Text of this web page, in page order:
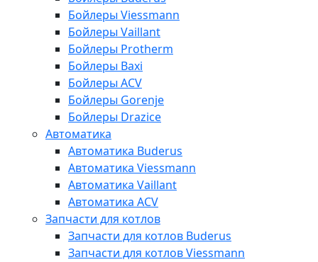
Бойлеры Viessmann
Бойлеры Vaillant
Бойлеры Protherm
Бойлеры Baxi
Бойлеры ACV
Бойлеры Gorenje
Бойлеры Drazice
Автоматика
Автоматика Buderus
Автоматика Viessmann
Автоматика Vaillant
Автоматика ACV
Запчасти для котлов
Запчасти для котлов Buderus
Запчасти для котлов Viessmann